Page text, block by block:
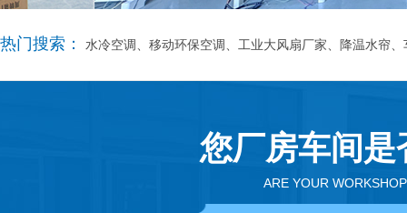
热门搜索： 水冷空调、移动环保空调、工业大风扇厂家、降温水帘
您厂房车间
ARE YOUR